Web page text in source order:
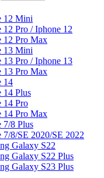
12 Mini
12 Pro / Iphone 12
12 Pro Max
13 Mini
13 Pro / Iphone 13
13 Pro Max
14
14 Plus
14 Pro
14 Pro Max
7/8 Plus
7/8/SE 2020/SE 2022
Galaxy S22
Galaxy S22 Plus
Galaxy S23 Plus